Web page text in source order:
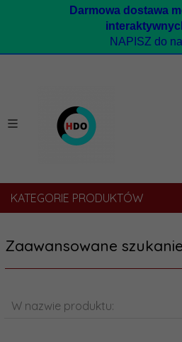
Darmowa dostawa
NAPISZ do
KATEGORIE PRODUKTÓW
Zaawansowane szukanie
W nazwie produktu: